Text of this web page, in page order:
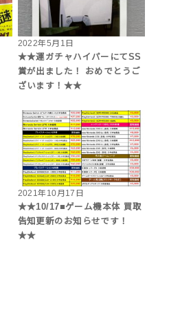
2022年5月1日
★★運ガチャハイパーにてSS
賞が出ました！ おめでとうご
ざいます！★★
2021年10月17日
★★10/17■ゲーム機本体 買取
告知更新のお知らせです！
★★